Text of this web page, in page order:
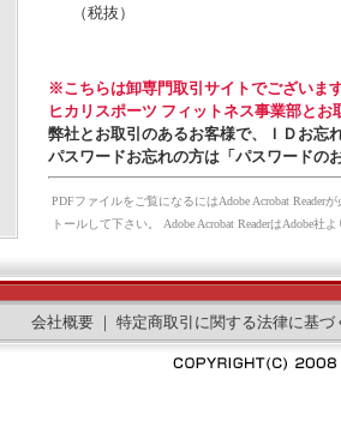
（税抜）
※こちらは卸専門取引サイトでございま
ヒカリスポーツ フィットネス事業部と
弊社とお取引のあるお客様で、ＩＤお忘
パスワードお忘れの方は「パスワードの
PDFファイルをご覧になるにはAdobe Acrobat Reader
トールして下さい。 Adobe Acrobat ReaderはAdobe
会社概要｜ 特定商取引に関する法律に基づ